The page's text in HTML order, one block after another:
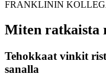
FRANKLININ
Miten ratkaista
Tehokkaat vinkit
sanalla